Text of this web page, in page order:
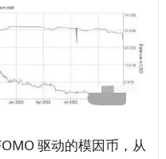
驱动的模因币，从